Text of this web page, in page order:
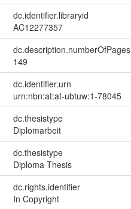
dc.identifier.libraryid
AC12277357
dc.description.numberOfPages
149
dc.identifier.urn
urn:nbn:at:at-ubtuw:1-78045
dc.thesistype
Diplomarbeit
dc.thesistype
Diploma Thesis
dc.rights.identifier
In Copyright